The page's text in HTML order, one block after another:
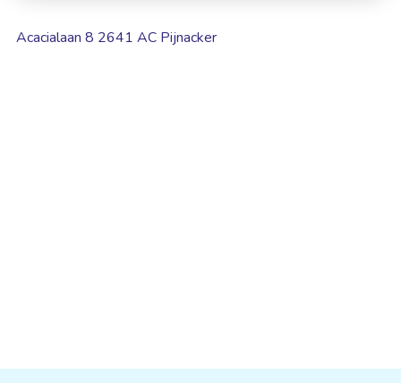
Acacialaan 8 2641 AC Pijnacker